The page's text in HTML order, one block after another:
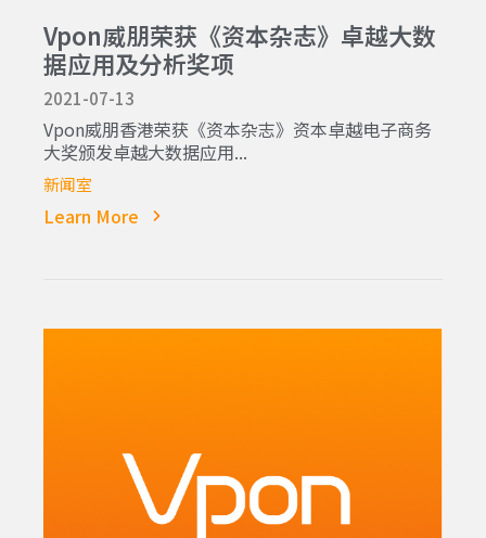
Vpon威朋荣获《资本杂志》卓越大数
据应用及分析奖项
2021-07-13
Vpon威朋香港荣获《资本杂志》资本卓越电子商务
大奖颁发卓越大数据应用...
新闻室
Learn More